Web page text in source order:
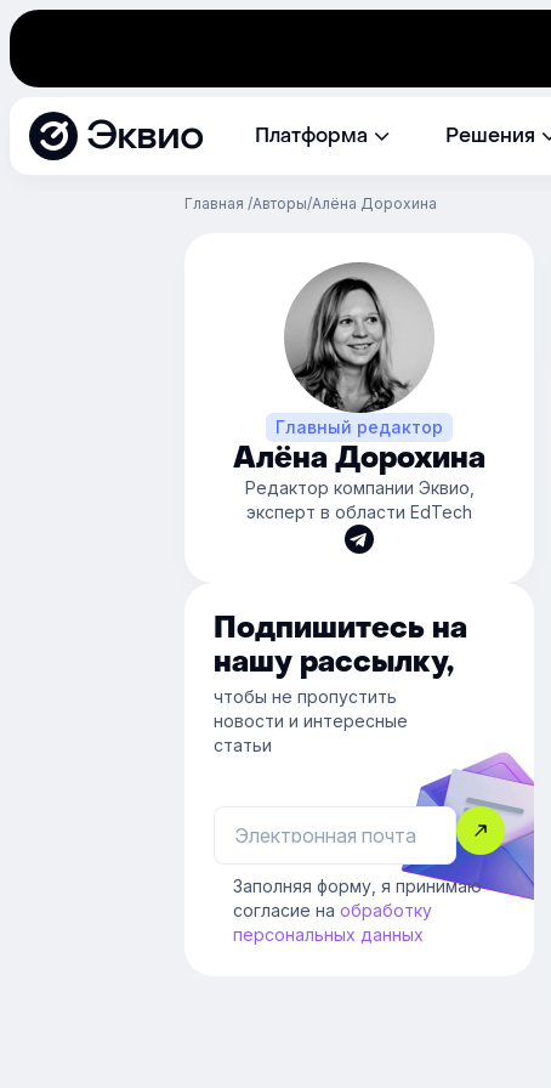
Эквио Платформа Решения
Главная Авторы Алёна Дорохина
Главный редактор
Алёна Дорохина
Редактор компании Эквио,
эксперт в области EdTech
Подпишитесь на
нашу рассылку,
чтобы не пропустить
новости и интересные
статьи
Заполняя форму, я принимаю
согласие на обработку
персональных данных